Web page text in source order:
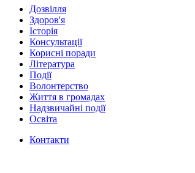
Дозвілля
Здоров'я
Історія
Консультації
Корисні поради
Література
Події
Волонтерство
Життя в громадах
Надзвичайні події
Освіта
Контакти